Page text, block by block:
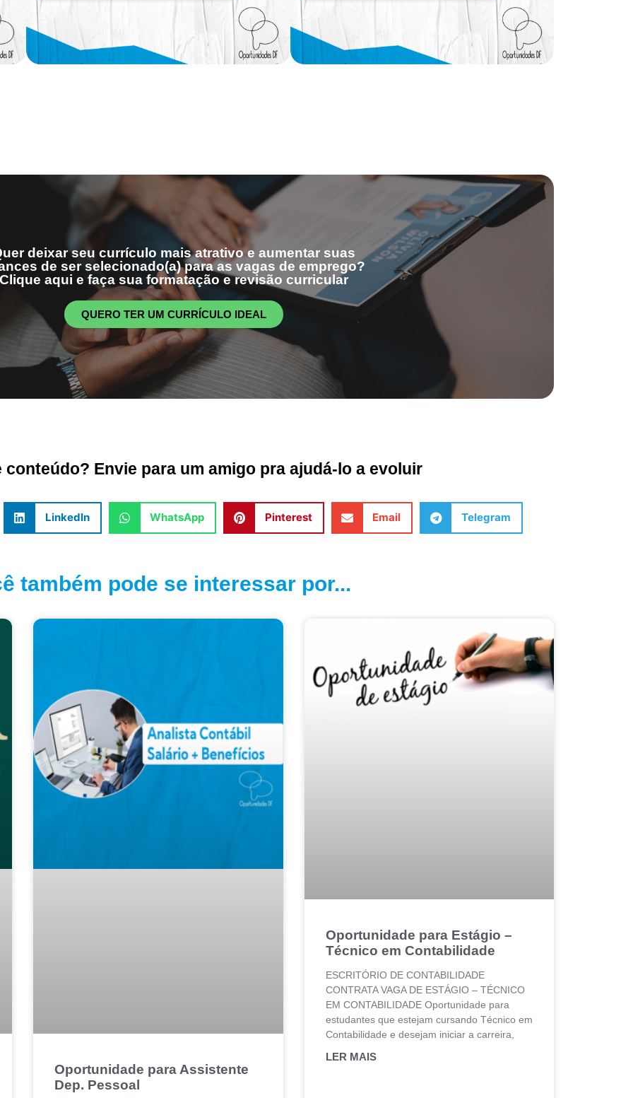
deixar seu currículo mais atrativo e aumentar suas
de ser selecionado(a) para as vagas de emprego?
aqui e faça sua formatação e revisão curricular
QUERO TER UM CURRÍCULO IDEAL
conteúdo? Envie para um amigo pra ajudá-lo a evoluir
LinkedIn WhatsApp Pinterest Email Telegram
também pode se interessar por...
Oportunidade para Assistente
Dep. Pessoal
Oportunidade para Estágio –
Técnico em Contabilidade
ESCRITÓRIO DE CONTABILIDADE
CONTRATA VAGA DE ESTÁGIO – TÉCNICO
EM CONTABILIDADE Oportunidade para
estudantes que estejam cursando Técnico em
Contabilidade e desejam iniciar a carreira,
LER MAIS